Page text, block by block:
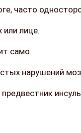
часто
или лице.
само.
нарушений